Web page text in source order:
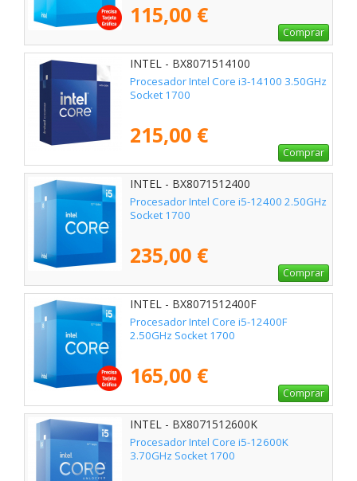
115,00 €
Comprar
INTEL - BX8071514100
Procesador Intel Core i3-14100 3.50GHz
Socket 1700
215,00 €
Comprar
INTEL - BX8071512400
Procesador Intel Core i5-12400 2.50GHz
Socket 1700
235,00 €
Comprar
INTEL - BX8071512400F
Procesador Intel Core i5-12400F
2.50GHz Socket 1700
165,00 €
Comprar
INTEL - BX8071512600K
Procesador Intel Core i5-12600K
3.70GHz Socket 1700